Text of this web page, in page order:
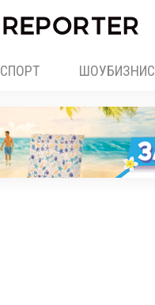
СПОРТ ШОУБИЗНИС